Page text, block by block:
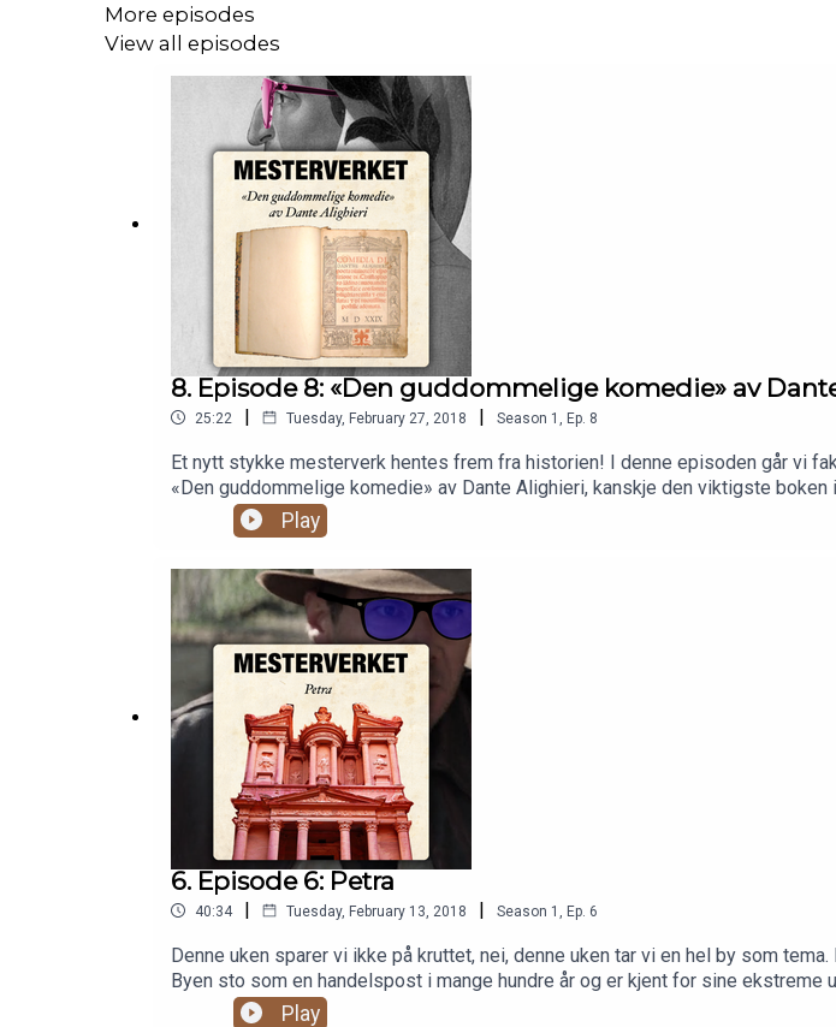
More episodes
View all episodes
8. Episode 8: «Den guddommelige komedie» av
25:22 | Tuesday, February 27, 2018 | Season 1 Ep. 8
Et nytt stykke mesterverk hentes frem fra historien! I denne episoden går vi
«Den guddommelige komedie» av Dante Alighieri, kanskje den viktigste
mest kjente verk? I hvert fall ikke lett!
Play
6. Episode 6: Petra
40:34 | Tuesday, February 13, 2018 | Season 1 Ep. 6
Denne uken sparer vi ikke på kruttet, nei, denne uken tar vi en hel by som
Byen sto som en handelspost i mange hundre år og er kjent for sine
under innspillingen av «Indiana Jones and the Last Crusade.»
Play